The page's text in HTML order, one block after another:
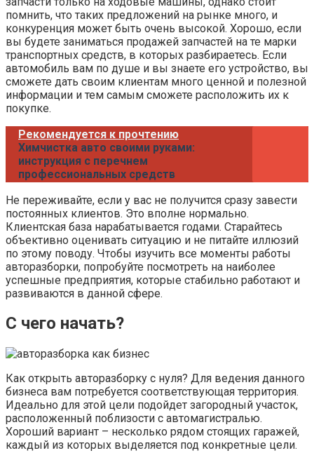
помнить, что таких предложений на рынке много, и
конкуренция может быть очень высокой. Хорошо, если
вы будете заниматься продажей запчастей на те марки
транспортных средств, в которых разбираетесь. Если
автомобиль вам по душе и вы знаете его устройство, вы
сможете дать своим клиентам много ценной и полезной
информации и тем самым сможете расположить их к
покупке.
Рекомендуется к прочтению
Химчистка авто своими руками:
инструкция с перечнем
профессиональных средств
Не переживайте, если у вас не получится сразу завести
постоянных клиентов. Это вполне нормально.
Клиентская база нарабатывается годами. Старайтесь
объективно оценивать ситуацию и не питайте иллюзий
по этому поводу. Чтобы изучить все моменты работы
авторазборки, попробуйте посмотреть на наиболее
успешные предприятия, которые стабильно работают и
развиваются в данной сфере.
С чего начать?
Как открыть авторазборку с нуля? Для ведения данного
бизнеса вам потребуется соответствующая территория.
Идеально для этой цели подойдет загородный участок,
расположенный поблизости с автомагистралью.
Хороший вариант – несколько рядом стоящих гаражей,
каждый из которых выделяется под конкретные цели.